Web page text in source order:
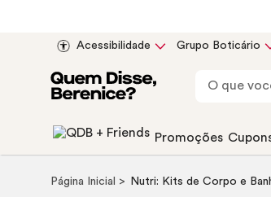
Acessibilidade Grupo Boticário
Promoções
Página Inicial Nutri: Kits de Corpo e